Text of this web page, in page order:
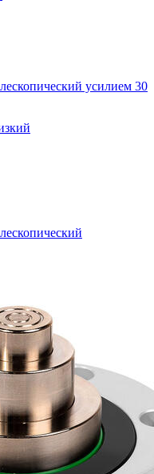
усилием 30